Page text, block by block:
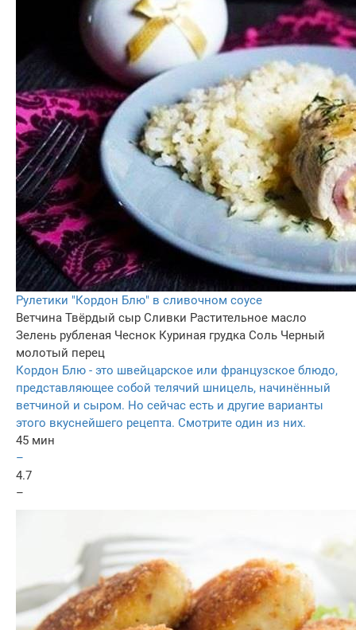
Рулетики "Кордон Блю" в сливочном соусе
Ветчина Твёрдый сыр Сливки Растительное масло
Зелень рубленая Чеснок Куриная грудка Соль Черный
молотый перец
Кордон Блю - это швейцарское или французское блюдо,
представляющее собой телячий шницель, начинённый
ветчиной и сыром. Но сейчас есть и другие варианты
этого вкуснейшего рецепта. Смотрите один из них.
45 мин
–
4.7
–